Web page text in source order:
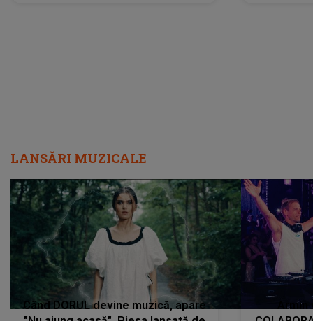
LANSĂRI MUZICALE
Când DORUL devine muzică, apare